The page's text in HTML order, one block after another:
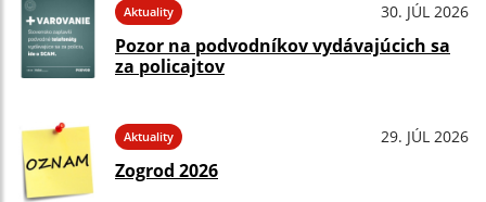
Aktuality 30. JÚL 2026
Pozor na podvodníkov vydávajúcich sa
za policajtov
Aktuality 29. JÚL 2026
Zogrod 2026